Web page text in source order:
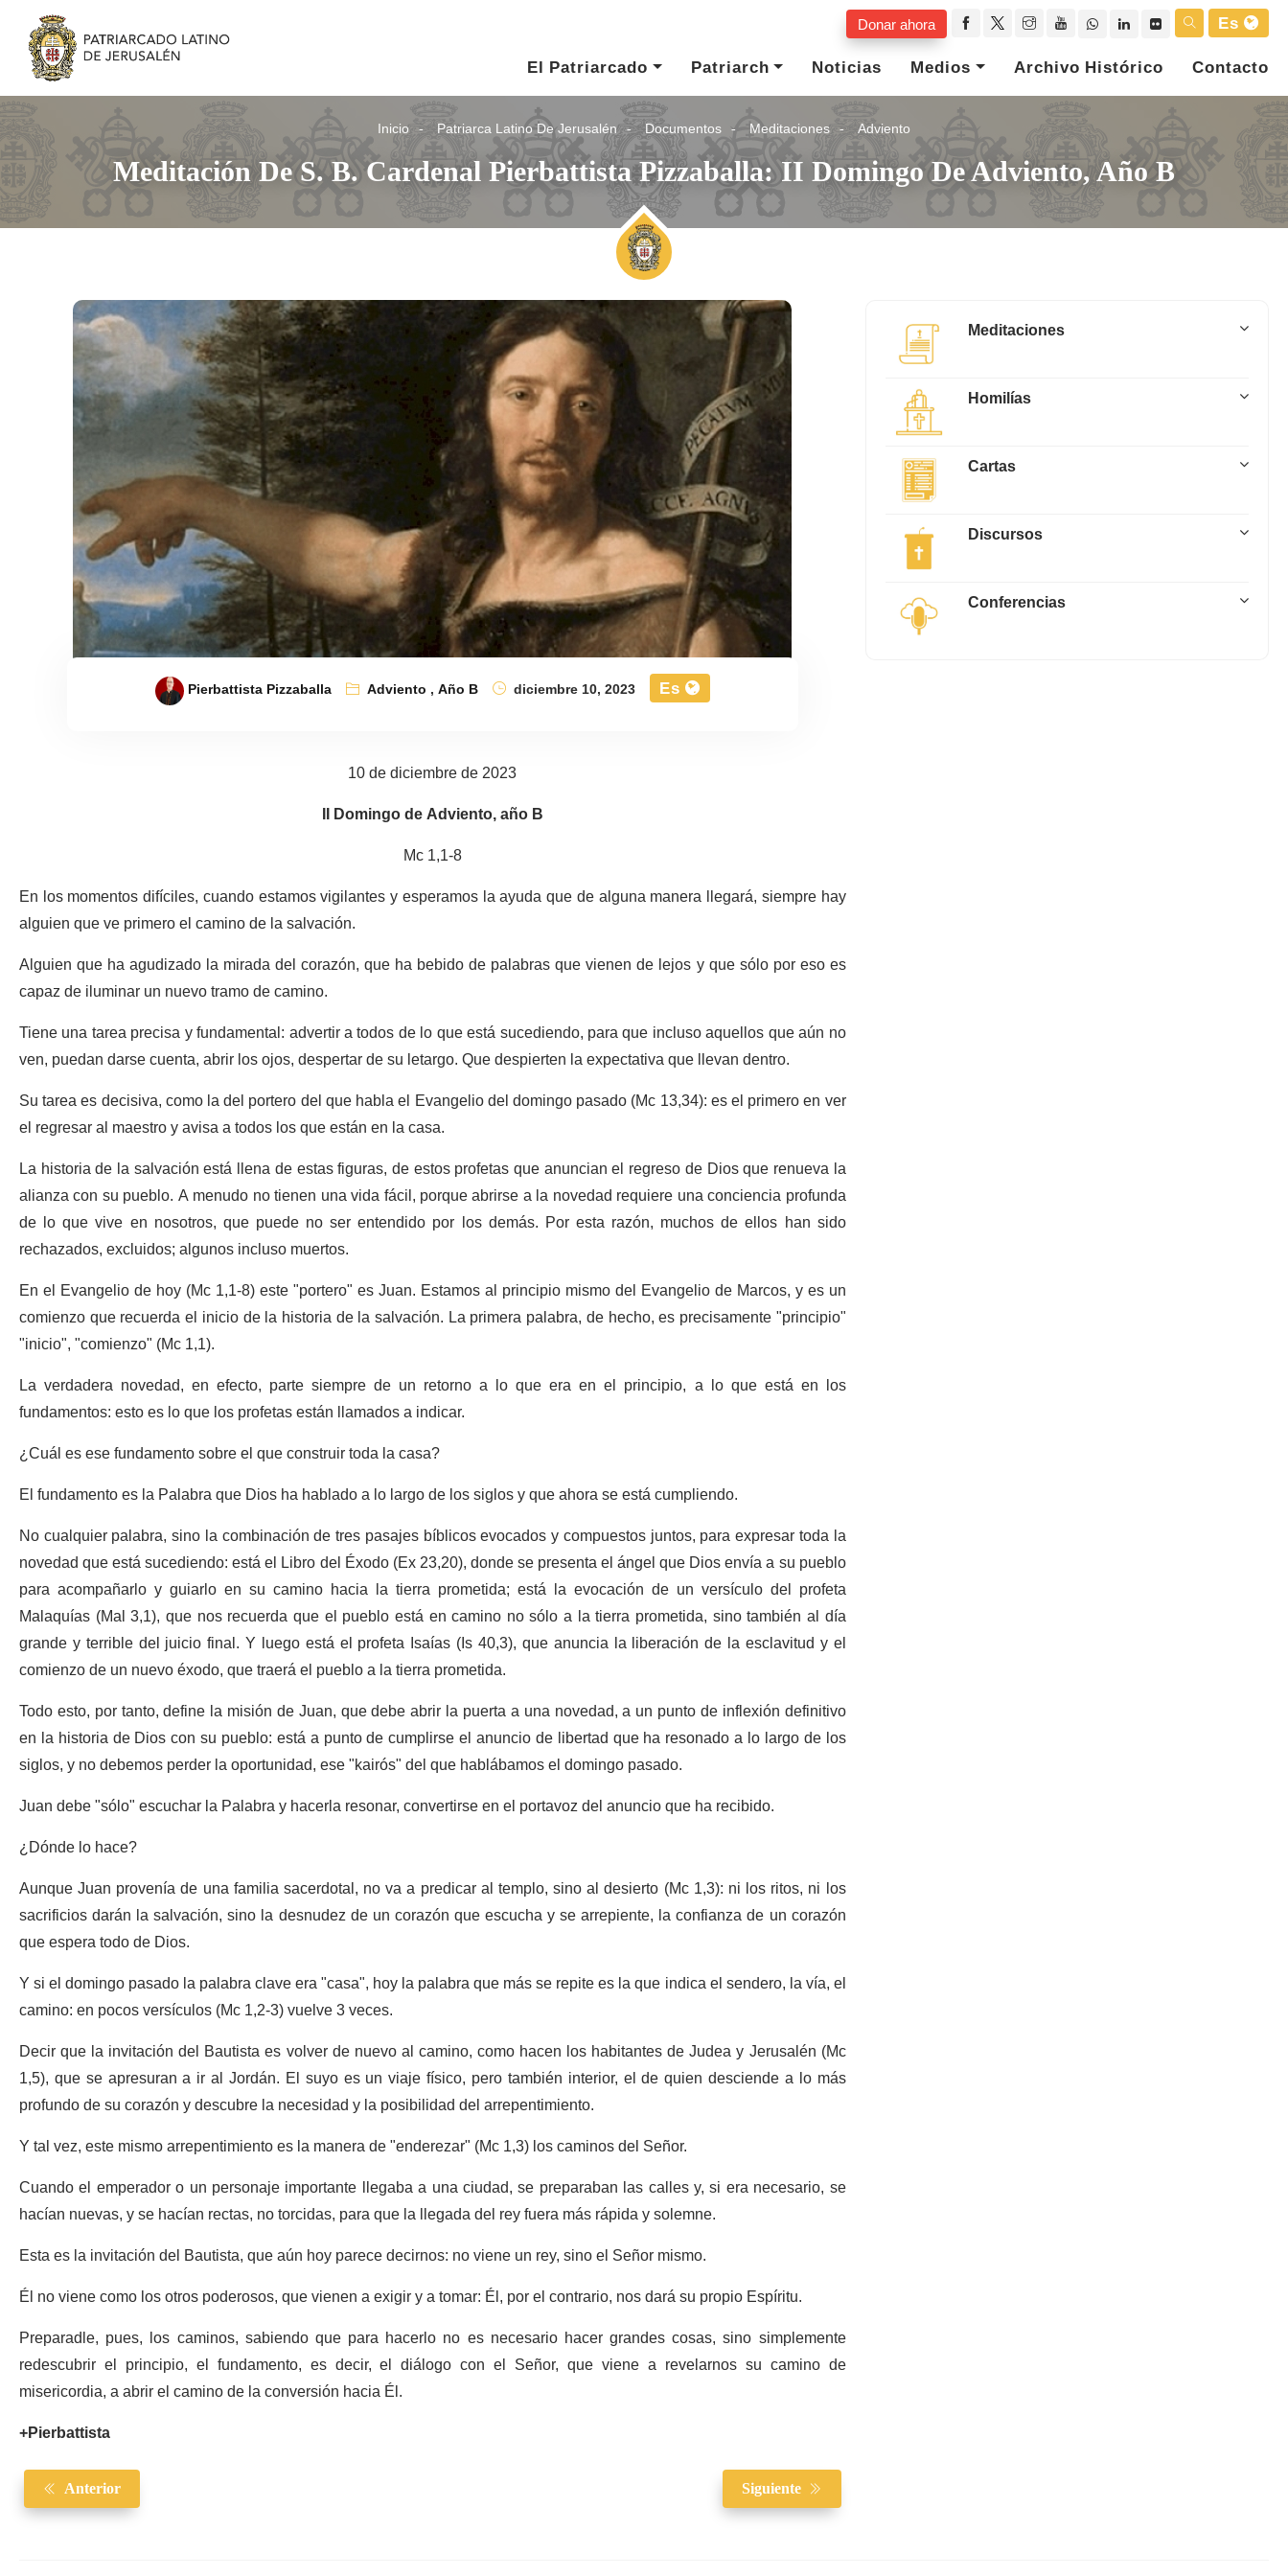
Donar ahora
Es
El Patriarcado
Patriarch Noticias Medios Archivo Histórico Contacto
Inicio Patriarca Latino De Jerusalén Documentos Meditaciones Adviento
Meditación De S. B. Cardenal Pierbattista Pizzaballa: II Domingo De Adviento, Año B
Pierbattista Pizzaballa Adviento ,Año B diciembre 10, 2023 Es
10 de diciembre de 2023
II Domingo de Adviento, año B
Mc 1,1-8
En los momentos difíciles, cuando estamos vigilantes y esperamos la ayuda que de alguna manera llegará, siempre hay
alguien que ve primero el camino de la salvación.
Alguien que ha agudizado la mirada del corazón, que ha bebido de palabras que vienen de lejos y que sólo por eso es
capaz de iluminar un nuevo tramo de camino.
Tiene una tarea precisa y fundamental: advertir a todos de lo que está sucediendo, para que incluso aquellos que aún no
ven, puedan darse cuenta, abrir los ojos, despertar de su letargo. Que despierten la expectativa que llevan dentro.
Su tarea es decisiva, como la del portero del que habla el Evangelio del domingo pasado (Mc 13,34): es el primero en ver
el regresar al maestro y avisa a todos los que están en la casa.
La historia de la salvación está llena de estas figuras, de estos profetas que anuncian el regreso de Dios que renueva la
alianza con su pueblo. A menudo no tienen una vida fácil, porque abrirse a la novedad requiere una conciencia profunda
de lo que vive en nosotros, que puede no ser entendido por los demás. Por esta razón, muchos de ellos han sido
rechazados, excluidos; algunos incluso muertos.
En el Evangelio de hoy (Mc 1,1-8) este "portero" es Juan. Estamos al principio mismo del Evangelio de Marcos, y es un
comienzo que recuerda el inicio de la historia de la salvación. La primera palabra, de hecho, es precisamente "principio"
"inicio", "comienzo" (Mc 1,1).
La verdadera novedad, en efecto, parte siempre de un retorno a lo que era en el principio, a lo que está en los
fundamentos: esto es lo que los profetas están llamados a indicar.
¿Cuál es ese fundamento sobre el que construir toda la casa?
El fundamento es la Palabra que Dios ha hablado a lo largo de los siglos y que ahora se está cumpliendo.
No cualquier palabra, sino la combinación de tres pasajes bíblicos evocados y compuestos juntos, para expresar toda la
novedad que está sucediendo: está el Libro del Éxodo (Ex 23,20), donde se presenta el ángel que Dios envía a su pueblo
para acompañarlo y guiarlo en su camino hacia la tierra prometida; está la evocación de un versículo del profeta
Malaquías (Mal 3,1), que nos recuerda que el pueblo está en camino no sólo a la tierra prometida, sino también al día
grande y terrible del juicio final. Y luego está el profeta Isaías (Is 40,3), que anuncia la liberación de la esclavitud y el
comienzo de un nuevo éxodo, que traerá el pueblo a la tierra prometida.
Todo esto, por tanto, define la misión de Juan, que debe abrir la puerta a una novedad, a un punto de inflexión definitivo
en la historia de Dios con su pueblo: está a punto de cumplirse el anuncio de libertad que ha resonado a lo largo de los
siglos, y no debemos perder la oportunidad, ese "kairós" del que hablábamos el domingo pasado.
Juan debe "sólo" escuchar la Palabra y hacerla resonar, convertirse en el portavoz del anuncio que ha recibido.
¿Dónde lo hace?
Aunque Juan provenía de una familia sacerdotal, no va a predicar al templo, sino al desierto (Mc 1,3): ni los ritos, ni los
sacrificios darán la salvación, sino la desnudez de un corazón que escucha y se arrepiente, la confianza de un corazón
que espera todo de Dios.
Y si el domingo pasado la palabra clave era "casa", hoy la palabra que más se repite es la que indica el sendero, la vía, el
camino: en pocos versículos (Mc 1,2-3) vuelve 3 veces.
Decir que la invitación del Bautista es volver de nuevo al camino, como hacen los habitantes de Judea y Jerusalén (Mc
1,5), que se apresuran a ir al Jordán. El suyo es un viaje físico, pero también interior, el de quien desciende a lo más
profundo de su corazón y descubre la necesidad y la posibilidad del arrepentimiento.
Y tal vez, este mismo arrepentimiento es la manera de "enderezar" (Mc 1,3) los caminos del Señor.
Cuando el emperador o un personaje importante llegaba a una ciudad, se preparaban las calles y, si era necesario, se
hacían nuevas, y se hacían rectas, no torcidas, para que la llegada del rey fuera más rápida y solemne.
Esta es la invitación del Bautista, que aún hoy parece decirnos: no viene un rey, sino el Señor mismo.
Él no viene como los otros poderosos, que vienen a exigir y a tomar: Él, por el contrario, nos dará su propio Espíritu.
Preparadle, pues, los caminos, sabiendo que para hacerlo no es necesario hacer grandes cosas, sino simplemente
redescubrir el principio, el fundamento, es decir, el diálogo con el Señor, que viene a revelarnos su camino de
misericordia, a abrir el camino de la conversión hacia Él.
+Pierbattista
Anterior Siguiente
Meditaciones
Homilías
Cartas
Discursos
Conferencias